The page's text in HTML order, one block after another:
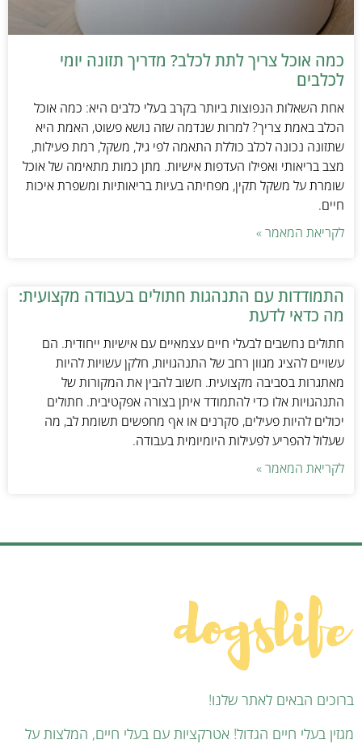
כמה אוכל צריך לתת לכלב? מדריך תזונה יומי
לכלבים
אחת השאלות הנפוצות ביותר בקרב בעלי כלבים היא: כמה אוכל
הכלב באמת צריך? למרות שנדמה שזה נושא פשוט, האמת היא
שתזונה נכונה לכלב כוללת התאמה לפי גיל, משקל, רמת פעילות,
מצב בריאותי ואפילו העדפות אישיות. מתן כמות מתאימה של אוכל
שומרת על משקל תקין, מפחיתה בעיות בריאותיות ומשפרת איכות
חיים.
לקריאת המאמר »
התמודדות עם התנהגות חתולים בעבודה מקצועית:
מה כדאי לדעת
חתולים נחשבים לבעלי חיים עצמאיים עם אישיות ייחודית. הם
עשויים להציג מגוון רחב של התנהגויות, חלקן עשויות להיות
מאתגרות בסביבה מקצועית. חשוב להבין את המקורות של
התנהגויות אלו כדי להתמודד איתן בצורה אפקטיבית. חתולים
יכולים להיות פעילים, סקרנים או אף מחפשים תשומת לב, מה
שעלול להפריע לפעילות היומיומית בעבודה.
לקריאת המאמר »
ברוכים הבאים לאתר שלנו!
מגזין בעלי חיים הגדול! אטרקציות עם בעלי חיים, המלצות על